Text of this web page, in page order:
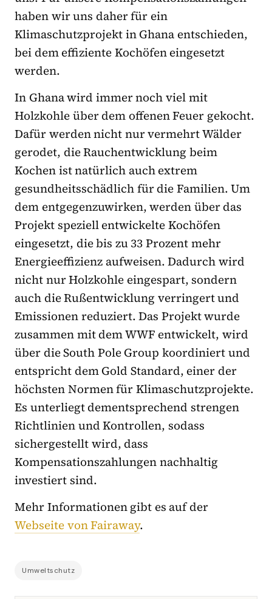
haben wir uns daher für ein
Klimaschutzprojekt in Ghana entschieden,
bei dem effiziente Kochöfen eingesetzt
werden.
In Ghana wird immer noch viel mit
Holzkohle über dem offenen Feuer gekocht.
Dafür werden nicht nur vermehrt Wälder
gerodet, die Rauchentwicklung beim
Kochen ist natürlich auch extrem
gesundheitsschädlich für die Familien. Um
dem entgegenzuwirken, werden über das
Projekt speziell entwickelte Kochöfen
eingesetzt, die bis zu 33 Prozent mehr
Energieeffizienz aufweisen. Dadurch wird
nicht nur Holzkohle eingespart, sondern
auch die Rußentwicklung verringert und
Emissionen reduziert. Das Projekt wurde
zusammen mit dem WWF entwickelt, wird
über die South Pole Group koordiniert und
entspricht dem Gold Standard, einer der
höchsten Normen für Klimaschutzprojekte.
Es unterliegt dementsprechend strengen
Richtlinien und Kontrollen, sodass
sichergestellt wird, dass
Kompensationszahlungen nachhaltig
investiert sind.
Mehr Informationen gibt es auf der
Webseite von Fairaway.
Umweltschutz